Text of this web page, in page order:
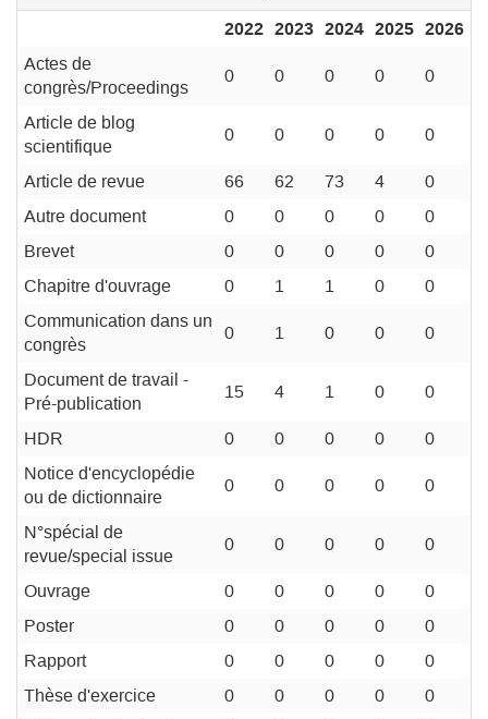
2022 2023 2024 2025 2026
Actes de
congrès/Proceedings
0 0 0 0 0
Article de blog
scientifique
0 0 0 0 0
Article de revue 66 62 73 4
0
Autre document
0 0 0 0
0
Brevet
0 0 0 0
0
Chapitre d'ouvrage
0 1 1 0
0
Communication dans un
congrès
0 1 0 0 0
Document de travail -
Pré-publication
15 4 1 0 0
HDR 0 0 0 0
0
Notice d'encyclopédie
ou de dictionnaire
0 0 0 0 0
N°spécial de
revue/special issue
0 0 0 0 0
Ouvrage 0 0 0 0
0
Poster
0 0 0 0
0
Rapport
0 0 0 0
0
Thèse d'exercice
0 0 0 0
0